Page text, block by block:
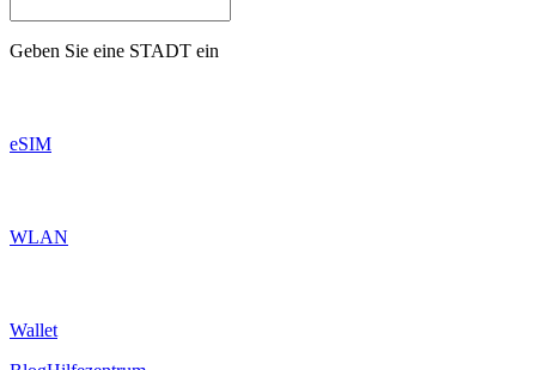
Geben Sie eine STADT ein
eSIM
WLAN
Wallet